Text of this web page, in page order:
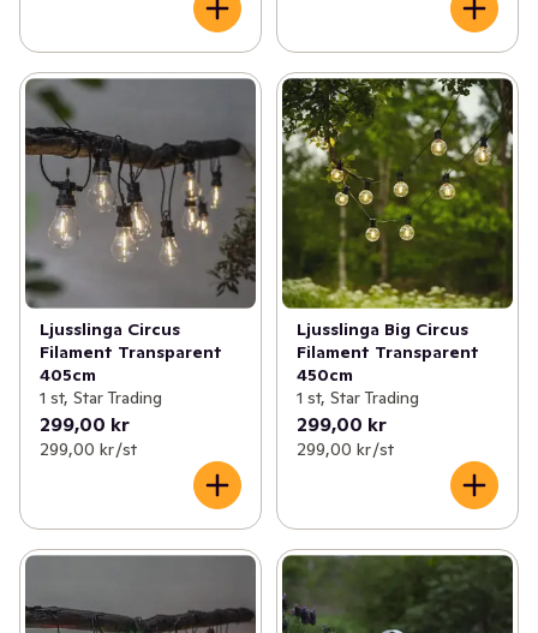
Ljusslinga Circus
Filament Transparent
405cm
1 st, Star Trading
299,00 kr
299,00 kr /st
Ljusslinga Big Circus
Filament Transparent
450cm
1 st, Star Trading
299,00 kr
299,00 kr /st